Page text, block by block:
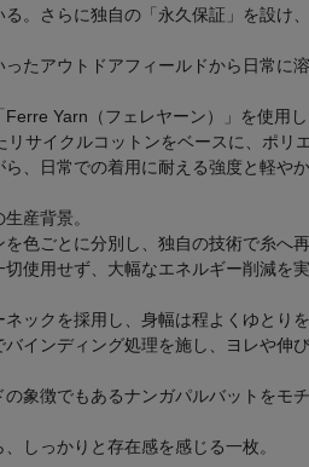
。さらに独自の「永久保証」を設け
たアウトドアフィールドから日常に
Ferre Yarn（フェレヤーン）」を使用
リサイクルコットンをベースに、ポリ
、日常での着用に耐える強度と軽や
産背景。
色ごとに分別し、独自の技術で糸へ再
使用せず、大幅なエネルギー削減を実
ックを採用し、身幅は程よくゆとり
インディング処理を施し、ヨレや伸
象徴でもあるナンガパルバットをモ
しっかりと存在感を感じる一枚。